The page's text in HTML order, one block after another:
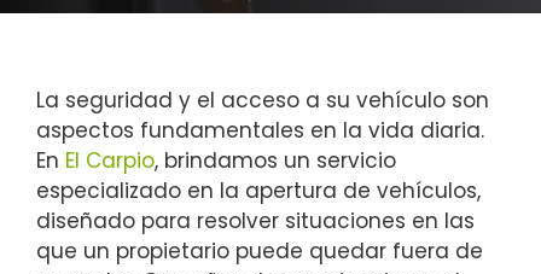
La seguridad y el acceso a su vehículo son
aspectos fundamentales en la vida diaria.
En El Carpio, brindamos un servicio
especializado en la apertura de vehículos,
diseñado para resolver situaciones en las
que un propietario puede quedar fuera de